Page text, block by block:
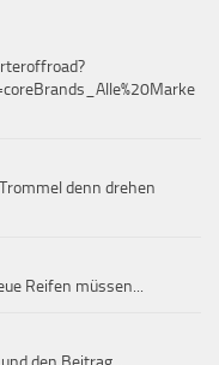
denn drehen
Reifen müssen...